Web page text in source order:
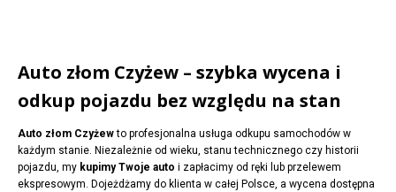
Auto złom Czyżew – szybka wycena i
odkup pojazdu bez względu na stan
Auto złom Czyżewto profesjonalna usługa odkupu samochodów w
każdym stanie. Niezależnie od wieku, stanu technicznego czy historii
pojazdu, my kupimy Twoje auto i zapłacimy od ręki lub przelewem
ekspresowym. Dojeżdżamy do klienta w całej Polsce, a wycena dostępna